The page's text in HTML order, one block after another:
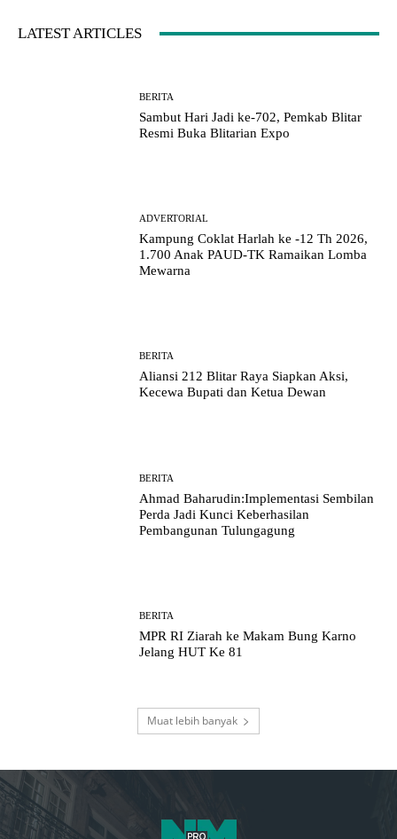
LATEST ARTICLES
BERITA
Sambut Hari Jadi ke-702, Pemkab Blitar
Resmi Buka Blitarian Expo
ADVERTORIAL
Kampung Coklat Harlah ke -12 Th 2026,
1.700 Anak PAUD-TK Ramaikan Lomba
Mewarna
BERITA
Aliansi 212 Blitar Raya Siapkan Aksi,
Kecewa Bupati dan Ketua Dewan
BERITA
Ahmad Baharudin:Implementasi Sembilan
Perda Jadi Kunci Keberhasilan
Pembangunan Tulungagung
BERITA
MPR RI Ziarah ke Makam Bung Karno
Jelang HUT Ke 81
Muat lebih banyak